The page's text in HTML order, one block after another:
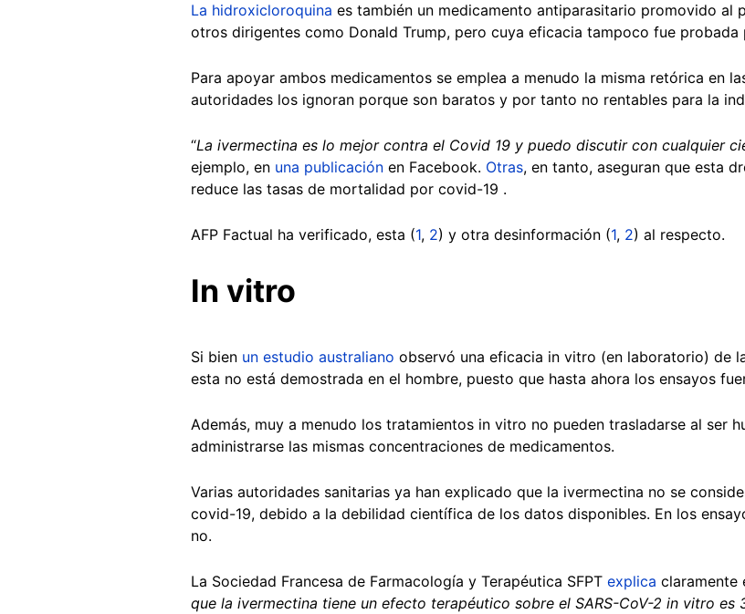
La hidroxicloroquina es también un medicamento antiparasitario promovido al
otros dirigentes como Donald Trump, pero cuya eficacia tampoco fue probada
Para apoyar ambos medicamentos se emplea a menudo la misma retórica en
autoridades los ignoran porque son baratos y por tanto no rentables para la
“La ivermectina es lo mejor contra el Covid 19 y puedo discutir con cualquier
ejemplo, en una publicación en Facebook. Otras, en tanto, aseguran que esta
reduce las tasas de mortalidad por covid-19 .
AFP Factual ha verificado, esta (1, 2) y otra desinformación (1, 2) al respecto.
In vitro
Si bien un estudio australiano observó una eficacia in vitro (en laboratorio) de
esta no está demostrada en el hombre, puesto que hasta ahora los ensayos
Además, muy a menudo los tratamientos in vitro no pueden trasladarse al ser
administrarse las mismas concentraciones de medicamentos.
Varias autoridades sanitarias ya han explicado que la ivermectina no se
covid-19, debido a la debilidad científica de los datos disponibles. En los
no.
La Sociedad Francesa de Farmacología y Terapéutica SFPT explica claramente
que la ivermectina tiene un efecto terapéutico sobre el SARS-CoV-2 in vitro